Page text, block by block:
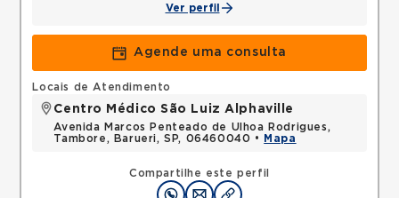
Ver perfil
Agende uma consulta
Compartilhe este perfil
Locais de Atendimento
Centro Médico São Luiz Alphaville
Avenida Marcos Penteado de Ulhoa Rodrigues,
Tambore, Barueri, SP, 06460040 •
Mapa